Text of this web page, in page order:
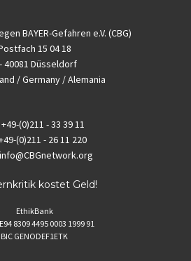
BAYER-Gefahren e.V. (CBG)
15 04 18
40081 Düsseldorf
/ Germany / Alemania
+49-(0)211 - 33 39 11
(0)211 - 26 11 220
info@CBGnetwork.org
kostet Geld!
EthikBank
8309 4495 0003 1999 91
BIC GENODEF1ETK